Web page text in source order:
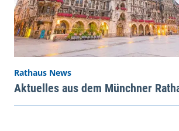
Rathaus News
Aktuelles aus dem Münchner